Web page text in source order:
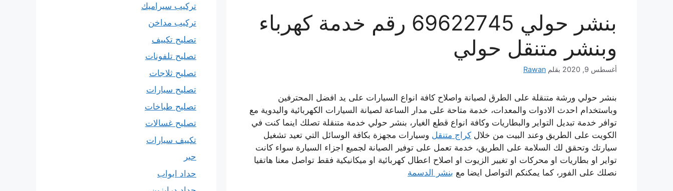
بنشر حولي 69622745 رقم خدمة كهرباء
وبنشر متنقل حولي
أغسطس 9, 2020 بقلم Rawan
بنشر حولي ورشة متنقلة على الطرق لصيانة واصلاح كافة انواع السيارات على يد افضل المحترفين
وباستخدام احدث الادوات والمعدات، خدمة متاحة على مدار الساعة لصيانة السيارات الكهربائية واليدوية مع
توافر خدمة تبديل التواير والبطاريات وكافة انواع قطع الغيار، بنشر حولي خدمة متنقلة تصلك اينما كنت في
الكويت على الطريق وعند البيت من خلال كراج متنقل وسيارات مجهزة بكافة الوسائل التي تعيد تشغيل
سيارتك وتحقق لك السلامة على الطريق، خدمة تعمل على توفير الصيانة لجميع اجزاء السيارة سواء كانت
تواير او بطاريات او محركات او تغيير الزيوت او اصلاح اعطال كهربائية او ميكانيكية فقط تواصل معنا هاتفيا
نصلك على الفور، كما يمكنكم التواصل ايضا مع بنشر الدسمة
تركيب سيراميك
تركيب مداخن
تصليح تكييف
تصليح تلفونات
تصليح ثلاجات
تصليح سيارات
تصليح طباخات
تصليح غسالات
تكييف سيارات
حبر
حداد ابواب